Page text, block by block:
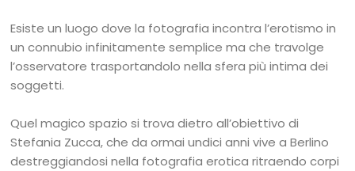
Esiste un luogo dove la fotografia incontra l’erotismo in
un connubio infinitamente semplice ma che travolge
l’osservatore trasportandolo nella sfera più intima dei
soggetti.
Quel magico spazio si trova dietro all’obiettivo di
Stefania Zucca, che da ormai undici anni vive a Berlino
destreggiandosi nella fotografia erotica ritraendo corpi